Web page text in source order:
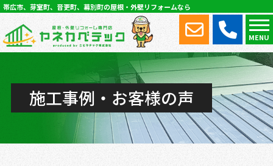
MENU
帯広市、芽室町、音更町、幕別町の屋根・外壁リフォームなら
施工事例・お客様の声